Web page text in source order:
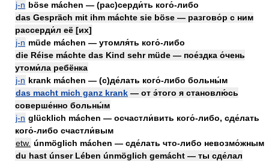
j-n böse máchen — (рас)серди́ть кого́-либо
das Gespräch mit ihm máchte sie böse — разгово́р с ним
рассерди́л её [их]
j-n müde máchen — утомля́ть кого́-либо
die Réise máchte das Kind sehr müde — пое́здка о́чень
утоми́ла ребёнка
j-n krank máchen — (с)де́лать кого́-либо больны́м
das macht mich ganz krank — от э́того я становлю́сь
соверше́нно больны́м
j-n glücklich máchen — осчастли́вить кого́-либо, сде́лать
кого́-либо счастли́вым
etw. únmöglich máchen — сде́лать что-либо невозмо́жным
du hast únser Lében únmöglich gemácht — ты сде́лал